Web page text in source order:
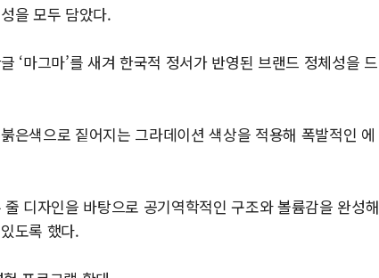
을 모두 담았다.
‘마그마’를 새겨 한국적 정서가 반영된 브랜드 정체성을 드
은색으로 짙어지는 그라데이션 색상을 적용해 폭발적인 에
디자인을 바탕으로 공기역학적인 구조와 볼륨감을 완성해
도록 했다.